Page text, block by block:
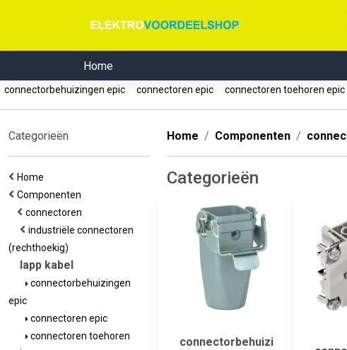
Home
connectorbehuizingen epic connectoren epic connectoren toehoren epic
Categorieën
Home
Componenten
connectoren
industriële connectoren
(rechthoekig)
lapp kabel
connectorbehuizingen
epic
connectoren epic
connectoren toehoren
Home Componenten
Categorieën
connectorbehuizi